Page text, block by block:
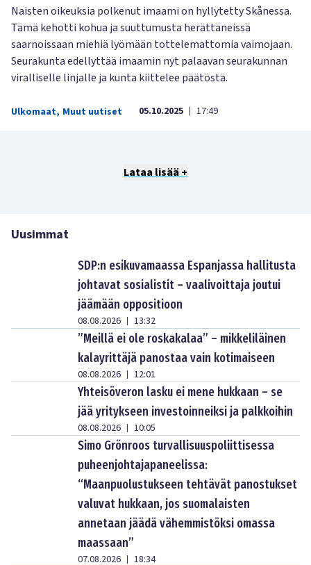
Naisten oikeuksia polkenut imaami on hyllytetty Skånessa.
Tämä kehotti kohua ja suuttumusta herättäneissä
saarnoissaan miehiä lyömään tottelemattomia vaimojaan.
Seurakunta edellyttää imaamin nyt palaavan seurakunnan
viralliselle linjalle ja kunta kiittelee päätöstä.
Ulkomaat, Muut uutiset 05.10.2025 | 17:49
Lataa lisää +
Uusimmat
SDP:n esikuvamaassa Espanjassa hallitusta
johtavat sosialistit – vaalivoittaja joutui
jäämään oppositioon
08.08.2026 | 13:32
”Meillä ei ole roskakalaa” – mikkeliläinen
kalayrittäjä panostaa vain kotimaiseen
08.08.2026 | 12:01
Yhteisöveron lasku ei mene hukkaan – se
jää yritykseen investoinneiksi ja palkkoihin
08.08.2026 | 10:05
Simo Grönroos turvallisuuspoliittisessa
puheenjohtajapaneelissa:
“Maanpuolustukseen tehtävät panostukset
valuvat hukkaan, jos suomalaisten
annetaan jäädä vähemmistöksi omassa
maassaan”
07.08.2026 | 18:34